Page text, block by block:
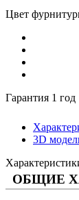
Цвет
Гарантия 1 год
3D
ОБЩИЕ